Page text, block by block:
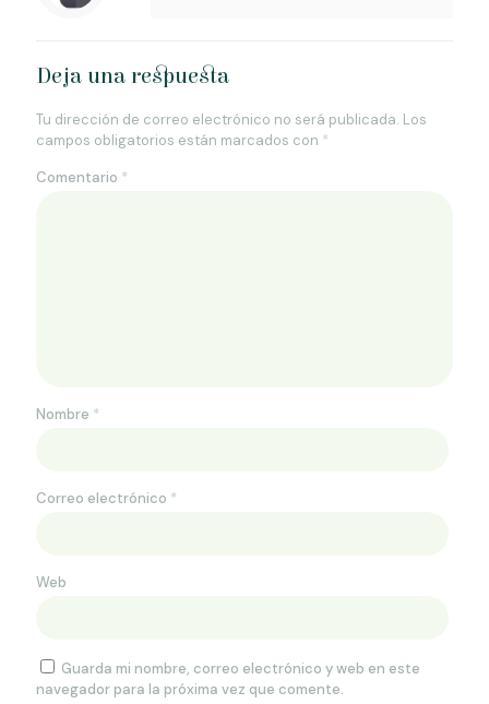
Deja una respuesta
Tu dirección de correo electrónico no será publicada. Los
campos obligatorios están marcados con *
Comentario *
Nombre *
Correo electrónico *
Web
Guarda mi nombre, correo electrónico y web en este
navegador para la próxima vez que comente.